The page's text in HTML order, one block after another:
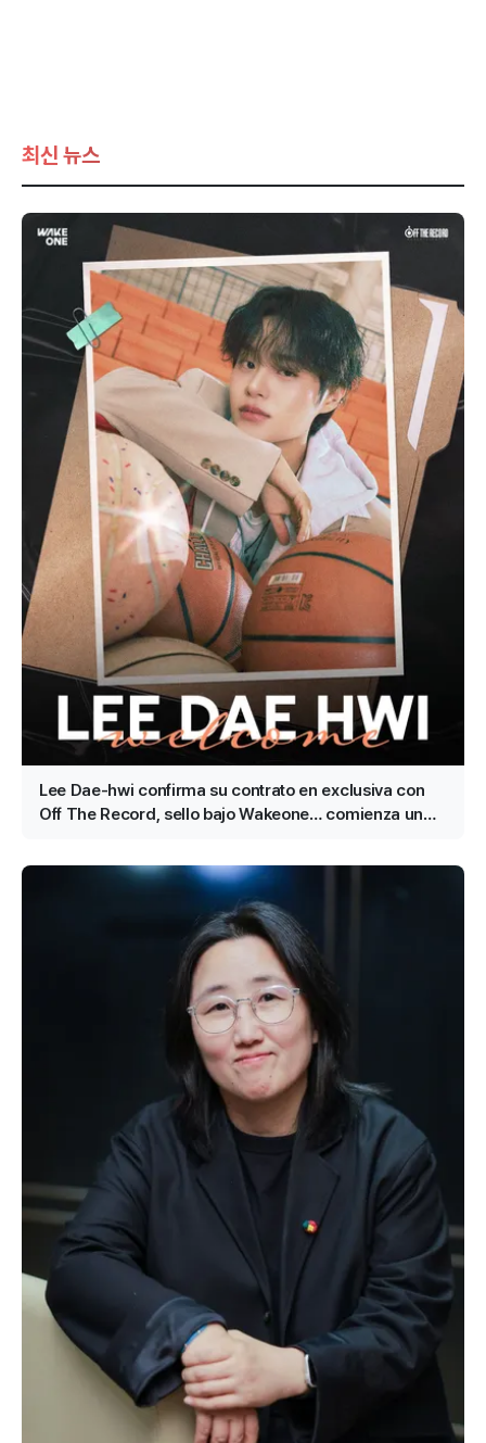
최신 뉴스
Lee Dae-hwi confirma su contrato en exclusiva con
Off The Record, sello bajo Wakeone… comienza un